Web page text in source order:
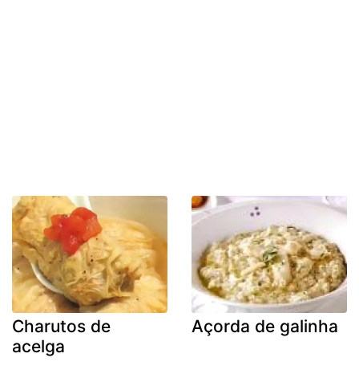
Charutos de
acelga
Açorda de galinha